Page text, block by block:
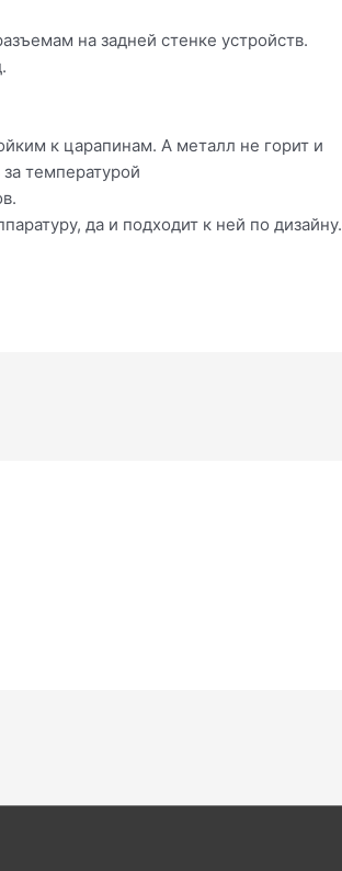
на задней стенке устройств.
к царапинам. А металл не горит и
температурой
да и подходит к ней по дизайну.